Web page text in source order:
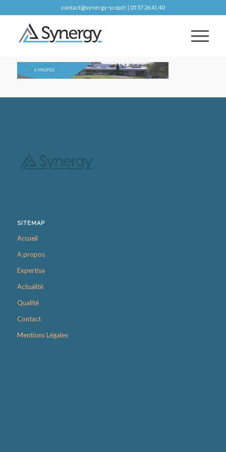
contact@synergy-scop.fr | 05 57 26 41 40
SITEMAP
Accueil
A propos
Expertise
Actualité
Qualité
Contact
Mentions Légales